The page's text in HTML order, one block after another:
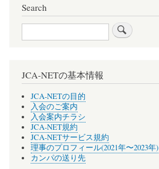
Search
Search
JCA-NETの基本情報
JCA-NETの目的
入会のご案内
入会案内チラシ
JCA-NET規約
JCA-NETサービス規約
理事のプロフィール(2021年〜2023年)
カンパの送り先